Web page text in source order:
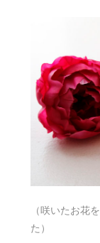
（咲いたお花
た）